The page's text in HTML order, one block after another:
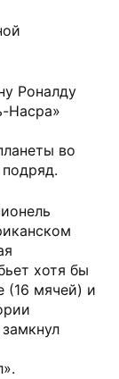
Роналду
Насра»
во
хотя бы
(16 мячей) и